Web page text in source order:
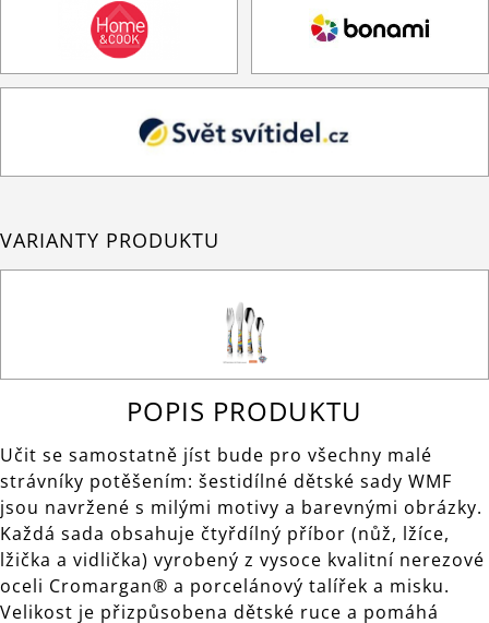
VARIANTY PRODUKTU
POPIS PRODUKTU
Učit se samostatně jíst bude pro všechny malé
strávníky potěšením: šestidílné dětské sady WMF
jsou navržené s milými motivy a barevnými obrázky.
Každá sada obsahuje čtyřdílný příbor (nůž, lžíce,
lžička a vidlička) vyrobený z vysoce kvalitní nerezové
oceli Cromargan® a porcelánový talířek a misku.
Velikost je přizpůsobena dětské ruce a pomáhá